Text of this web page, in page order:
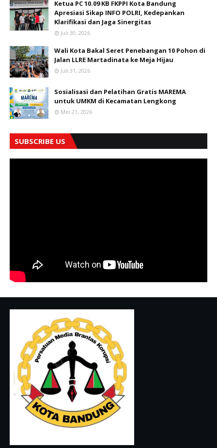
Ketua PC 10.09 KB FKPPI Kota Bandung
Apresiasi Sikap INFO POLRI, Kedepankan
Klarifikasi dan Jaga Sinergitas
Juli 30, 2026
Wali Kota Bakal Seret Penebangan 10 Pohon di
Jalan LLRE Martadinata ke Meja Hijau
Juli 31, 2026
Sosialisasi dan Pelatihan Gratis MAREMA
untuk UMKM di Kecamatan Lengkong
Mei 21, 2026
SUBSCRIBE US